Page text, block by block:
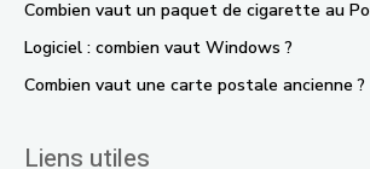
Combien vaut un paquet de cigarette au
Logiciel : combien vaut Windows ?
Combien vaut une carte postale ancienne ?
Liens utiles